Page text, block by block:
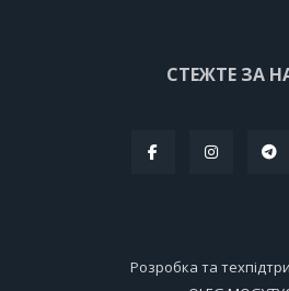
СТЕЖТЕ ЗА
Розробка та